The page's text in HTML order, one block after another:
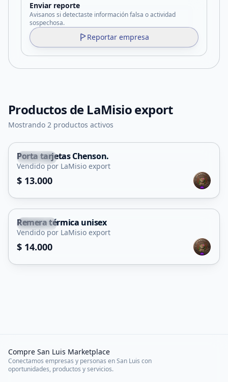
Enviar reporte
Avisanos si detectaste información falsa o actividad
sospechosa.
Reportar empresa
Productos de LaMisio export
Mostrando 2 productos activos
Capital
Porta tarjetas Chenson.
Vendido por LaMisio export
$ 13.000
Capital
Remera térmica unisex
Vendido por LaMisio export
$ 14.000
Compre San Luis Marketplace
Conectamos empresas y personas en San Luis con
oportunidades, productos y servicios.